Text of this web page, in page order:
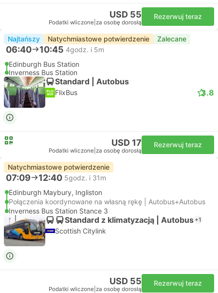
USD 55
Podatki wliczone za osobę dorosłą
Rezerwuj teraz
Najtańszy Natychmiastowe potwierdzenie Zalecane
06:40 10:45 4godz. i 5m
Edinburgh Bus Station
Inverness Bus Station
Standard | Autobus
FlixBus 3.8
USD 17
Podatki wliczone za osobę dorosłą
Rezerwuj teraz
Natychmiastowe potwierdzenie
07:09 12:40 5godz. i 31m
Edinburgh Maybury, Ingliston
Połączenia koordynowane na własną rękę | Autobus+Autobus
Inverness Bus Station Stance 3
Standard z klimatyzacją | Autobus +1
Scottish Citylink
USD 55
Podatki wliczone za osobę dorosłą
Rezerwuj teraz